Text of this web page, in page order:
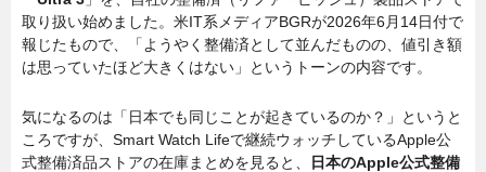
取り扱い始めました。米IT系メディアBGRが2026年6月14日付で
報じたもので、「ようやく整備済として並んだものの、値引き額
は思っていたほど大きくはない」というトーンの内容です。
気になるのは「日本でも同じことが起きているのか？」というと
ころですが、Smart Watch Lifeで継続ウォッチしているApple公
式整備済品ストアの在庫まとめを見ると、
日本のApple公式整備